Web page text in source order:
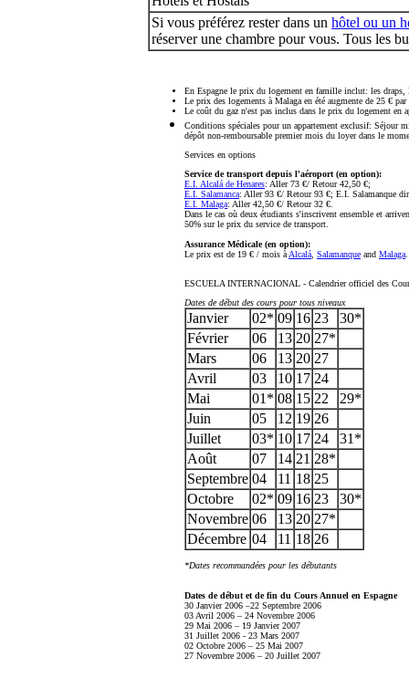
Si vous préférez rester dans un hôtel ou un
réserver une chambre pour vous. Tous les
En Espagne le prix du logement en famille inclut: les draps,
Le prix des logements à Malaga en été augmente de 25 €
Le coût du gaz n'est pas inclus dans le prix du logement en
Conditions spéciales pour un appartement exclusif: Séjour
dépôt non-remboursable premier mois du loyer dans le
Services en options
Service de transport depuis l'aéroport (en option):
E.I. Alcalá de Henares: Aller 73 €/ Retour 42,50 €;
E.I. Salamanca: Aller 93 €/ Retour 93 €; E.I. Salamanque
E.I. Malaga: Aller 42,50 €/ Retour 32 €.
Dans le cas où deux étudiants s'inscrivent ensemble et
50% sur le prix du service de transport.
Assurance Médicale (en option):
Le prix est de 19 € / mois àAlcalá, Salamanque and Malaga
ESCUELA INTERNACIONAL - Calendrier officiel des
Dates de début des cours pour tous niveaux
Janvier 02* 09 16 23
30*
Février
06 13 20 27*
Mars
06 13 20 27
Avril
03 10 17 24
Mai
01* 08 15 22
29*
Juin
05 12 19 26
Juillet
03* 10 17 24
31*
Août
07 14 21 28*
Septembre 04 11 18 25
Octobre
02* 09 16 23
30*
Novembre 06 13 20 27*
Décembre 04 11 18 26
*Dates recommandées pour les débutants
Dates de début et de fin du Cours Annuel en Espagne
30 Janvier 2006 –22 Septembre 2006
03 Avril 2006 – 24 Novembre 2006
29 Mai 2006 – 19 Janvier 2007
31 Juillet 2006 - 23 Mars 2007
02 Octobre 2006 – 25 Mai 2007
27 Novembre 2006 – 20 Juillet 2007